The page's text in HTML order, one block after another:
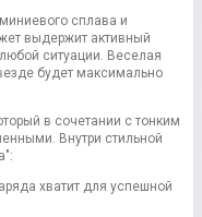
сплава и
выдержит активный
ситуации. Веселая
будет максимально
в сочетании с тонким
Внутри стильной
хватит для успешной